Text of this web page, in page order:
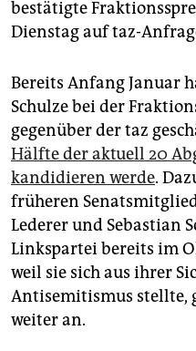
bestätigte
Dienstag auf taz-
Bereits Anfang Januar
Schulze bei der
gegenüber der taz
Hälfte der aktuell 20
kandidieren werde.
früheren
Lederer und Sebastian
Linkspartei bereits im
weil sie sich aus ihrer
Antisemitismus stellte,
weiter an.